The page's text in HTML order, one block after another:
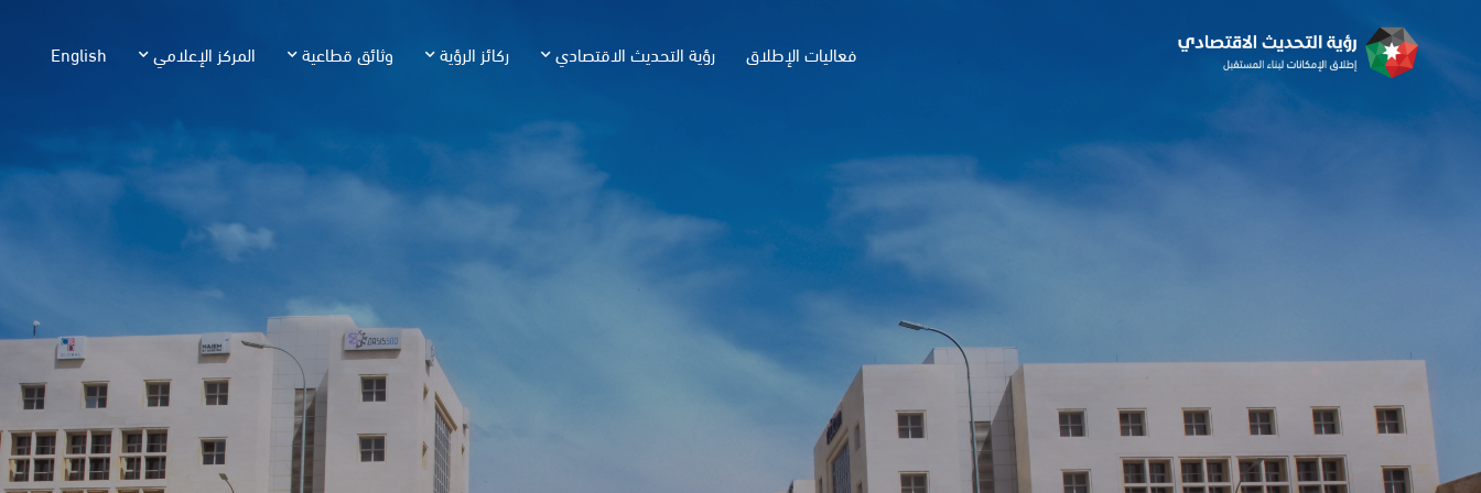
فعاليات الإطلاق رؤية التحديث الاقتصادي ركائز الرؤية وثائق قطاعية المركز الإعلامي English